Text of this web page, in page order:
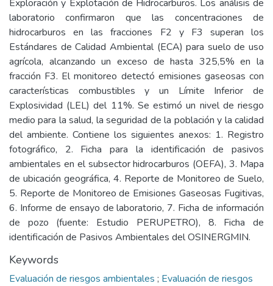
Exploración y Explotación de Hidrocarburos. Los análisis de
laboratorio confirmaron que las concentraciones de
hidrocarburos en las fracciones F2 y F3 superan los
Estándares de Calidad Ambiental (ECA) para suelo de uso
agrícola, alcanzando un exceso de hasta 325,5% en la
fracción F3. El monitoreo detectó emisiones gaseosas con
características combustibles y un Límite Inferior de
Explosividad (LEL) del 11%. Se estimó un nivel de riesgo
medio para la salud, la seguridad de la población y la calidad
del ambiente. Contiene los siguientes anexos: 1. Registro
fotográfico, 2. Ficha para la identificación de pasivos
ambientales en el subsector hidrocarburos (OEFA), 3. Mapa
de ubicación geográfica, 4. Reporte de Monitoreo de Suelo,
5. Reporte de Monitoreo de Emisiones Gaseosas Fugitivas,
6. Informe de ensayo de laboratorio, 7. Ficha de información
de pozo (fuente: Estudio PERUPETRO), 8. Ficha de
identificación de Pasivos Ambientales del OSINERGMIN.
Keywords
Evaluación de riesgos ambientales ; Evaluación de riesgos